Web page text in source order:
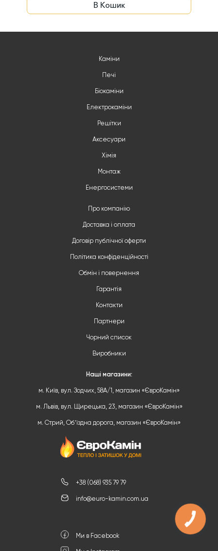
В Кошик
+38 (068) 935 79 79
info@euro-kamin.com.ua
Ми в Facebook
Каміни
Печі
Біокаміни
Електрокаміни
Решітки
Аксесуари
Хімія
Монтаж
Енергосистеми
Про компанію
Доставка і оплата
Договір публічної оферти
Політика конфіденційності
Обмін і повернення
Гарантія
Контакти
Партнери
Чорний список
Виробники
Наші магазини:
м. Київ, вул. Зодчих, 58А/1, магазин «ЄвроКамін»
м. Львів, вул. Щирецька, 23, магазин «ЄвроКамін»
м. Стрий, Обʼїздна дорога, магазин «ЄвроКамін»
КНОПКА
ЗВ'ЯЗКУ